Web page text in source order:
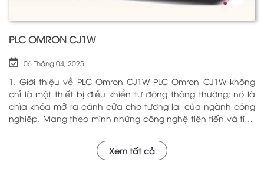
PLC OMRON CJ1W
06 Tháng 04, 2025
1. Giới thiệu về PLC Omron CJ1W PLC Omron CJ1W không
chỉ là một thiết bị điều khiển tự động thông thường; nó là
chìa khóa mở ra cánh cửa cho tương lai của ngành công
nghiệp. Mang theo mình những công nghệ tiên tiến và tính
mình qua nhiều năm phục vụ trong nhiều lĩnh vực khác
nhau. Với khả năng hoạt động ổn định và hiệu quả, sản
Xem tất cả